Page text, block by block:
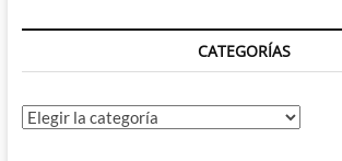
nº4
El
Pre-
Crisis
CATEGORÍAS
Categorías